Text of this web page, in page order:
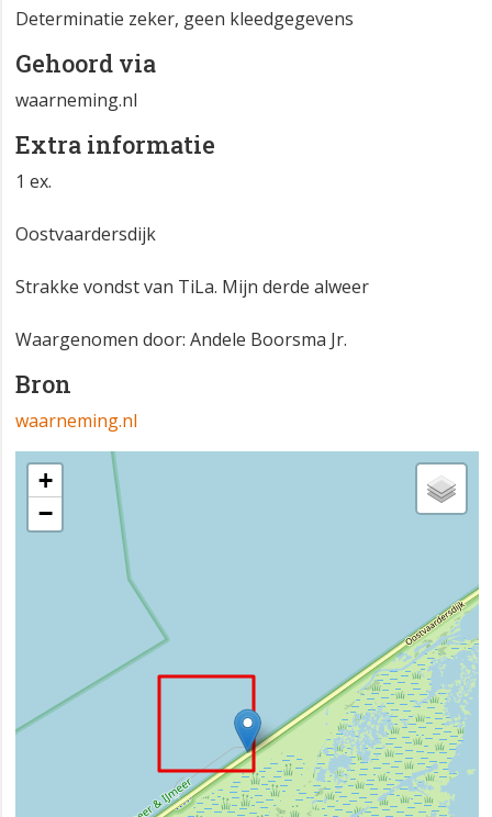
Determinatie zeker, geen kleedgegevens
Gehoord via
waarneming.nl
Extra informatie
1 ex.
Oostvaardersdijk
Strakke vondst van TiLa. Mijn derde alweer
Waargenomen door: Andele Boorsma Jr.
Bron
waarneming.nl
+
−